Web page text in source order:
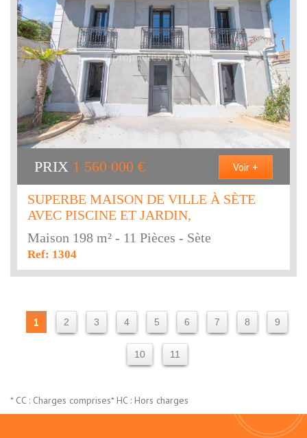
PRIX 1 560 000 € Voir +
SUPERBE MAISON DE VILLE À SÈTE
AVEC PISCINE ET JARDIN,
Maison 198 m² - 11 Pièces - Sète
Ref: 1304
1 2 3 4 5 6 7 8 9
10 11
* CC : Charges comprises* HC : Hors charges